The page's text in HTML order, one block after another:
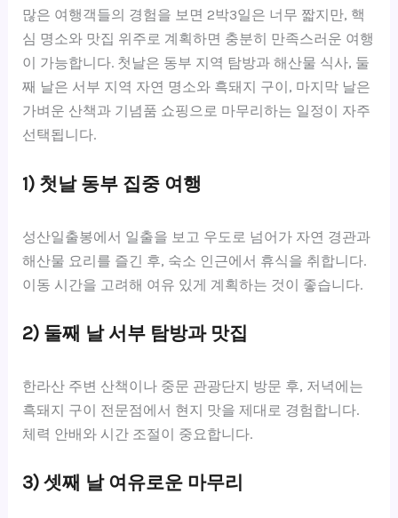
많은 여행객들의 경험을 보면 2박3일은 너무 짧지만, 핵
심 명소와 맛집 위주로 계획하면 충분히 만족스러운 여행
이 가능합니다. 첫날은 동부 지역 탐방과 해산물 식사, 둘
째 날은 서부 지역 자연 명소와 흑돼지 구이, 마지막 날은
가벼운 산책과 기념품 쇼핑으로 마무리하는 일정이 자주
선택됩니다.
1) 첫날 동부 집중 여행
성산일출봉에서 일출을 보고 우도로 넘어가 자연 경관과
해산물 요리를 즐긴 후, 숙소 인근에서 휴식을 취합니다.
이동 시간을 고려해 여유 있게 계획하는 것이 좋습니다.
2) 둘째 날 서부 탐방과 맛집
한라산 주변 산책이나 중문 관광단지 방문 후, 저녁에는
흑돼지 구이 전문점에서 현지 맛을 제대로 경험합니다.
체력 안배와 시간 조절이 중요합니다.
3) 셋째 날 여유로운 마무리